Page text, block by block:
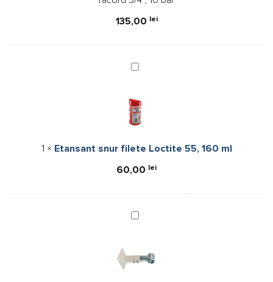
racord
10
135,00 lei
Etansant
Loctite
55,
ml
1 × Etansant snur filete Loctite 55, 160 ml
60,00 lei
Suport
racord